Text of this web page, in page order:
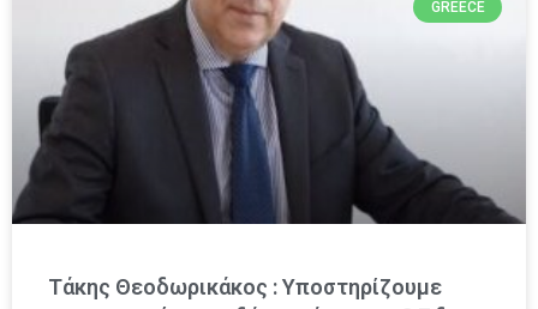
GREECE
Τάκης Θεοδωρικάκος : Υποστηρίζουμε